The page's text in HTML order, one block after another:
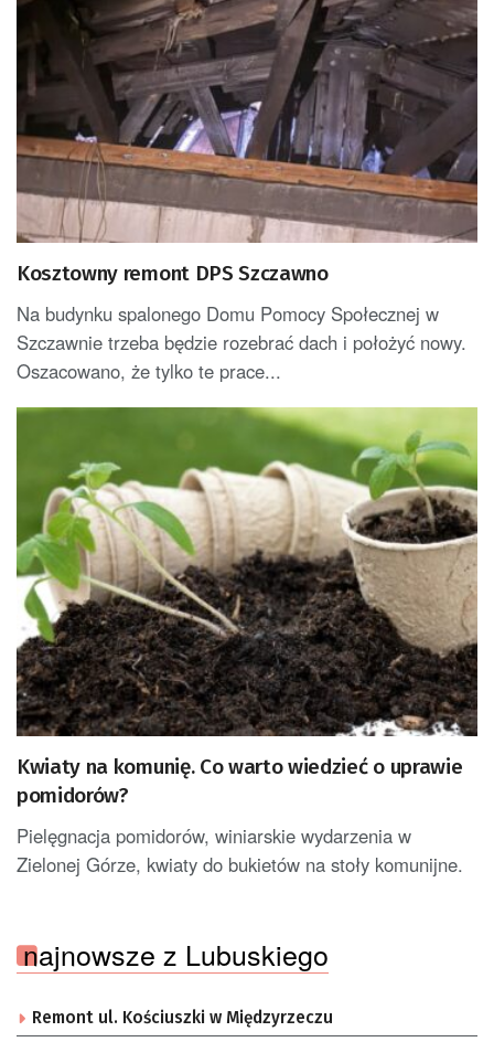
Kosztowny remont DPS Szczawno
Na budynku spalonego Domu Pomocy Społecznej w
Szczawnie trzeba będzie rozebrać dach i położyć nowy.
Oszacowano, że tylko te prace...
Kwiaty na komunię. Co warto wiedzieć o uprawie
pomidorów?
Pielęgnacja pomidorów, winiarskie wydarzenia w
Zielonej Górze, kwiaty do bukietów na stoły komunijne.
najnowsze z Lubuskiego
Remont ul. Kościuszki w Międzyrzeczu